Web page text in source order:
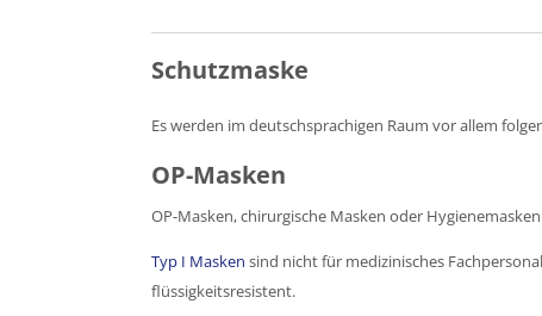
Schutzmaske
Es werden im deutschsprachigen Raum vor allem
OP-Masken
OP-Masken, chirurgische Masken oder
Typ I Masken sind nicht für medizinisches
flüssigkeitsresistent.